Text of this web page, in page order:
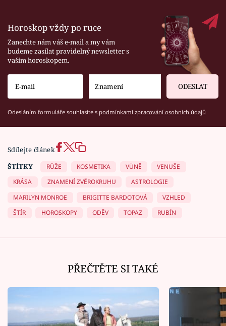
Horoskop vždy po ruce
Zanechte nám váš e-mail a my vám
budeme zasílat pravidelný newsletter s
vaším horoskopem.
ODESLAT
Odesláním formuláře souhlasíte s podmínkami zpracování osobních údajů
Sdílejte článek
ŠTÍTKY
RŮŽE KOSMETIKA VŮNĚ
VENUŠE
KRÁSA
ZNAMENÍ ZVĚROKRUHU
ASTROLOGIE
MARILYN MONROE
BRIGITTE BARDOTOVÁ
VZHLED
ŠTÍR
HOROSKOPY ODĚV TOPAZ RUBÍN
PŘEČTĚTE SI TAKÉ